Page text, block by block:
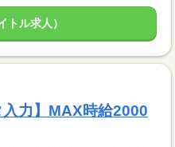
トル求人）
入力】MAX時給2000